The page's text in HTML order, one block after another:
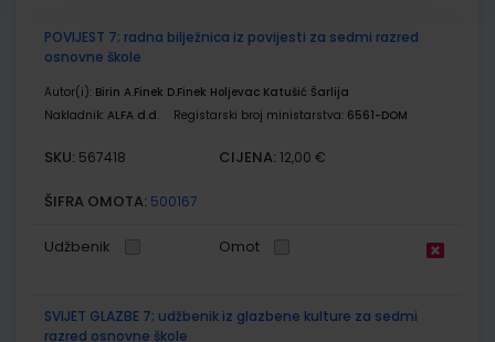
POVIJEST 7; radna bilježnica iz povijesti za sedmi razred
osnovne škole
Autor(i): Birin A.Finek D.Finek Holjevac Katušić Šarlija
Nakladnik: ALFA d.d. Registarski broj ministarstva: 6561-DOM
SKU: 567418 CIJENA: 12,00 €
ŠIFRA OMOTA: 500167
Udžbenik Omot
SVIJET GLAZBE 7; udžbenik iz glazbene kulture za sedmi
razred osnovne škole